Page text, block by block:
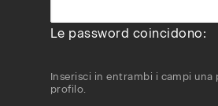
Le password coincidono:
Inserisci in entrambi i campi una
profilo.